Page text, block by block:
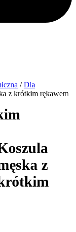
/Dla
z krótkim rękawem
z